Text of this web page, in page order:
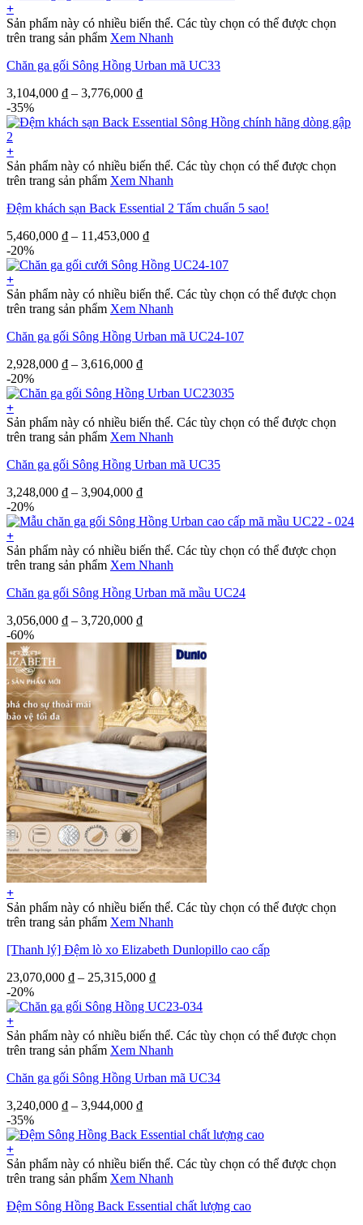
+
Sản phẩm này có nhiều biến thể. Các tùy chọn có thể được chọn
trên trang sản phẩm Xem Nhanh
Chăn ga gối Sông Hồng Urban mã UC33
3,104,000 ₫ – 3,776,000 ₫
-35%
+
Sản phẩm này có nhiều biến thể. Các tùy chọn có thể được chọn
trên trang sản phẩm Xem Nhanh
Đệm khách sạn Back Essential 2 Tấm chuẩn 5 sao!
5,460,000 ₫ – 11,453,000 ₫
-20%
+
Sản phẩm này có nhiều biến thể. Các tùy chọn có thể được chọn
trên trang sản phẩm Xem Nhanh
Chăn ga gối Sông Hồng Urban mã UC24-107
2,928,000 ₫ – 3,616,000 ₫
-20%
+
Sản phẩm này có nhiều biến thể. Các tùy chọn có thể được chọn
trên trang sản phẩm Xem Nhanh
Chăn ga gối Sông Hồng Urban mã UC35
3,248,000 ₫ – 3,904,000 ₫
-20%
+
Sản phẩm này có nhiều biến thể. Các tùy chọn có thể được chọn
trên trang sản phẩm Xem Nhanh
Chăn ga gối Sông Hồng Urban mã mầu UC24
3,056,000 ₫ – 3,720,000 ₫
-60%
+
Sản phẩm này có nhiều biến thể. Các tùy chọn có thể được chọn
trên trang sản phẩm Xem Nhanh
[Thanh lý] Đệm lò xo Elizabeth Dunlopillo cao cấp
23,070,000 ₫ – 25,315,000 ₫
-20%
+
Sản phẩm này có nhiều biến thể. Các tùy chọn có thể được chọn
trên trang sản phẩm Xem Nhanh
Chăn ga gối Sông Hồng Urban mã UC34
3,240,000 ₫ – 3,944,000 ₫
-35%
+
Sản phẩm này có nhiều biến thể. Các tùy chọn có thể được chọn
trên trang sản phẩm Xem Nhanh
Đệm Sông Hồng Back Essential chất lượng cao